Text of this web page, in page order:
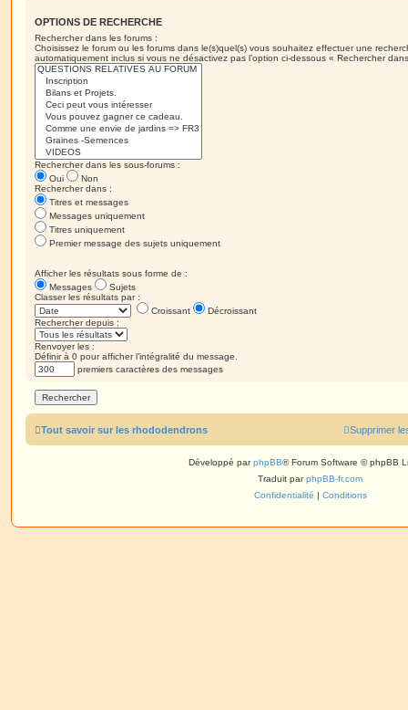
OPTIONS DE RECHERCHE
Rechercher dans les forums :
Choisissez le forum ou les forums dans le(s)quel(s) vous souhaitez effectuer une
automatiquement inclus si vous ne désactivez pas l’option ci-dessous « Rechercher
Rechercher dans les sous-forums :
Oui
Non
Rechercher dans :
Titres et messages
Messages uniquement
Titres uniquement
Premier message des sujets uniquement
Afficher les résultats sous forme de :
Messages
Sujets
Classer les résultats par :
Croissant
Décroissant
Rechercher depuis :
Renvoyer les :
Définir à 0 pour afficher l’intégralité du message.
premiers caractères des messages
Tout savoir sur les rhododendrons Supprimer
Développé parphpBB® Forum Software © phpBB
Traduit parphpBB-fr.com
Confidentialité | Conditions